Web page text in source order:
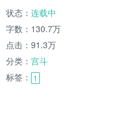
状态： 连载中
字数： 130.7万
点击： 91.3万
分类： 宫斗
标签：
1